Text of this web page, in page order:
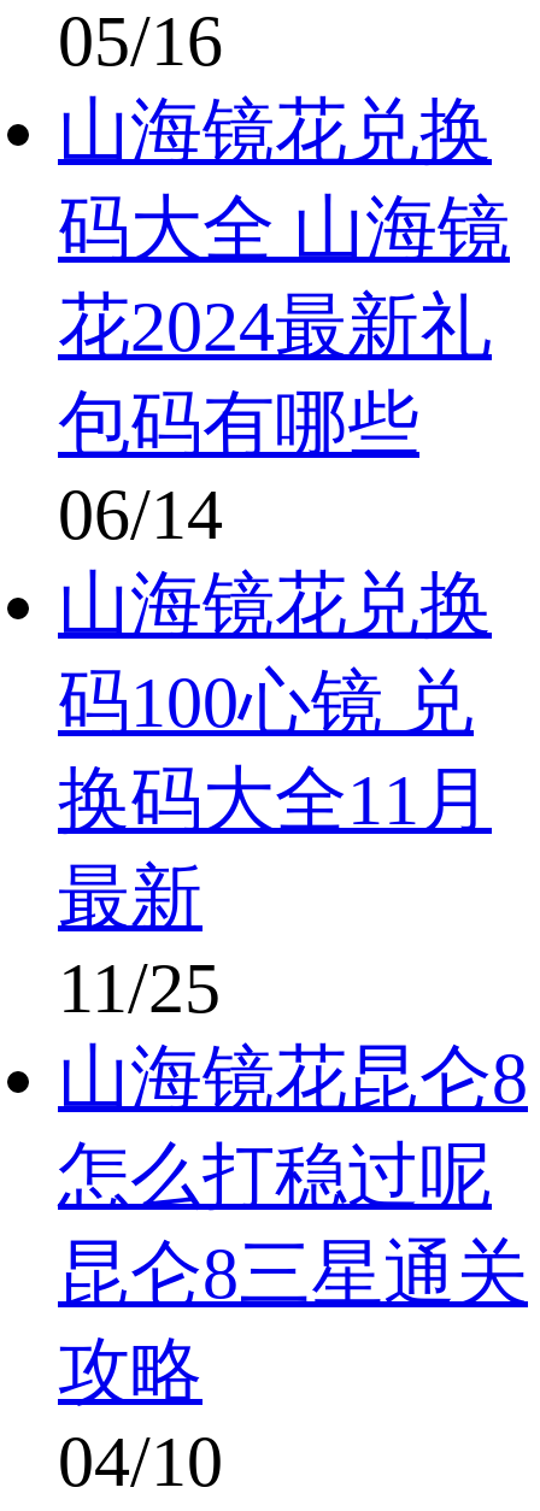
05/16
山海镜花兑换
码大全 山海镜
花2024最新礼
包码有哪些
06/14
山海镜花兑换
码100心镜 兑
换码大全11月
最新
11/25
山海镜花昆仑8
怎么打稳过呢
昆仑8三星通关
攻略
04/10